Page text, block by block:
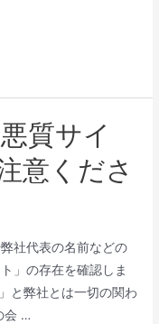
質サイ
意くださ
社代表の名前などの
」の存在を確認しま
と弊社とは一切の関わ
会 …